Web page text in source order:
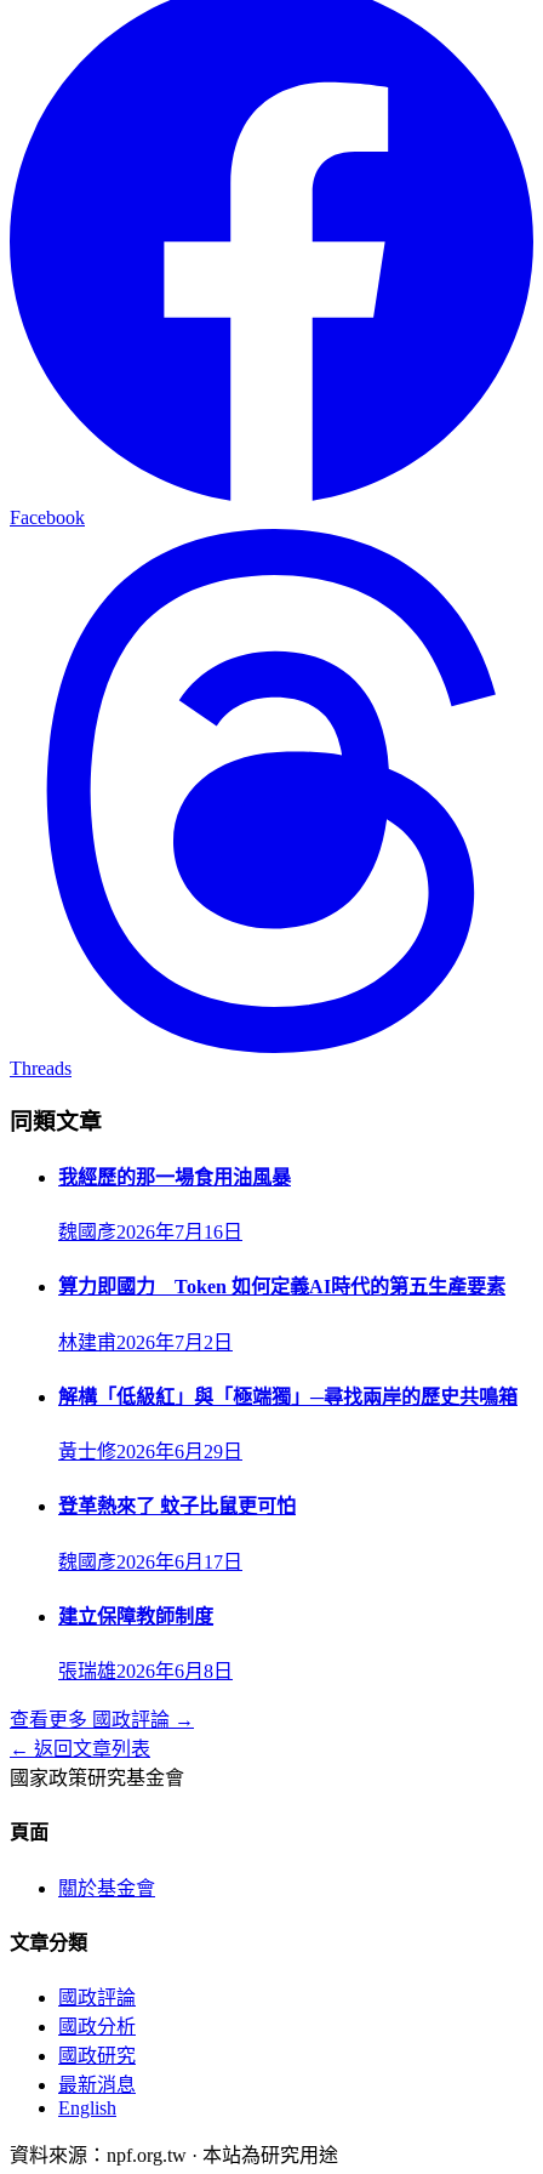
Facebook
Threads
同類文章
我經歷的那一場食用油風暴
魏國彥2026年7月16日
算力即國力 Token 如何定義AI時代的第五生產要素
林建甫2026年7月2日
解構「低級紅」與「極端獨」─尋找兩岸的歷史共鳴箱
黃士修2026年6月29日
登革熱來了 蚊子比鼠更可怕
魏國彥2026年6月17日
建立保障教師制度
張瑞雄2026年6月8日
查看更多 國政評論 →
← 返回文章列表
國家政策研究基金會
頁面
關於基金會
文章分類
國政評論
國政分析
國政研究
最新消息
English
資料來源：npf.org.tw · 本站為研究用途